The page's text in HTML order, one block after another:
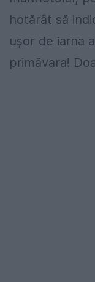
hotărât să
ușor de iarna
primăvara!